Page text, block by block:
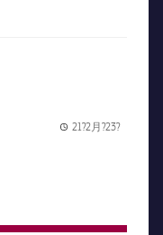
21?2月?23?